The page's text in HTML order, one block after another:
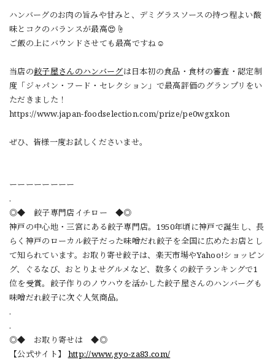
ハンバーグのお肉の旨みや甘みと、デミグラスソースの持つ程よい酸
味とコクのバランスが最高😍☝️
ご飯の上にバウンドさせても最高ですね☺️
当店の餃子屋さんのハンバーグは日本初の食品・食材の審査・認定制
度「ジャパン・フード・セレクション」で最高評価のグランプリをい
ただきました！
https://www.japan-foodselection.com/prize/pe0wgxkon
ぜひ、皆様一度お試しくださいませ。
ーーーーーーーー
.
◎◆ 餃子専門店イチロー ◆◎
神戸の中心地・三宮にある餃子専門店。1950年頃に神戸で誕生し、長
らく神戸のローカル餃子だった味噌だれ餃子を全国に広めたお店とし
て知られています。お取り寄せ餃子は、楽天市場やYahoo!ショッピン
グ、ぐるなび、おとりよせグルメなど、数多くの餃子ランキングで1
位を受賞。餃子作りのノウハウを活かした餃子屋さんのハンバーグも
味噌だれ餃子に次ぐ人気商品。
.
.
◎◆ お取り寄せは ◆◎
【公式サイト】 http://www.gyo-za83.com/